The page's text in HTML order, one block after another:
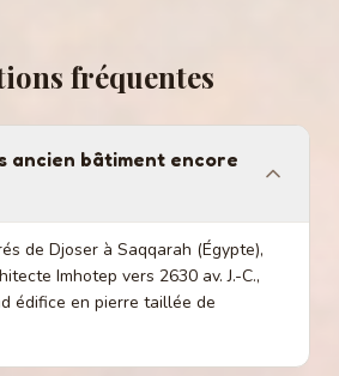
fréquentes
ancien bâtiment encore
de Djoser à Saqqarah (Égypte),
Imhotep vers 2630 av. J.-C.,
édifice en pierre taillée de